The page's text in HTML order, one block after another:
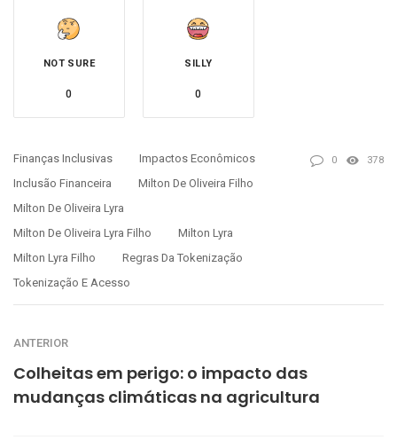
NOT SURE
0
SILLY
0
Finanças Inclusivas
Impactos Econômicos
Inclusão Financeira
Milton De Oliveira Filho
Milton De Oliveira Lyra
Milton De Oliveira Lyra Filho
Milton Lyra
Milton Lyra Filho
Regras Da Tokenização
Tokenização E Acesso
0 378
ANTERIOR
Colheitas em perigo: o impacto das
mudanças climáticas na agricultura